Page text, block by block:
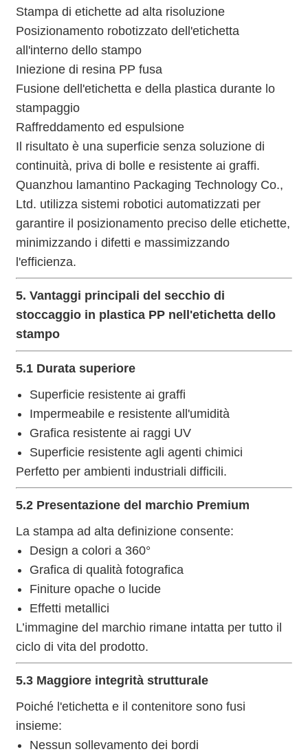
Stampa di etichette ad alta risoluzione
Posizionamento robotizzato dell'etichetta
all'interno dello stampo
Iniezione di resina PP fusa
Fusione dell'etichetta e della plastica durante lo
stampaggio
Raffreddamento ed espulsione
Il risultato è una superficie senza soluzione di
continuità, priva di bolle e resistente ai graffi.
Quanzhou lamantino Packaging Technology Co.,
Ltd. utilizza sistemi robotici automatizzati per
garantire il posizionamento preciso delle etichette,
minimizzando i difetti e massimizzando
l'efficienza.
5. Vantaggi principali del secchio di
stoccaggio in plastica PP nell'etichetta dello
stampo
5.1 Durata superiore
Superficie resistente ai graffi
Impermeabile e resistente all'umidità
Grafica resistente ai raggi UV
Superficie resistente agli agenti chimici
Perfetto per ambienti industriali difficili.
5.2 Presentazione del marchio Premium
La stampa ad alta definizione consente:
Design a colori a 360°
Grafica di qualità fotografica
Finiture opache o lucide
Effetti metallici
L’immagine del marchio rimane intatta per tutto il
ciclo di vita del prodotto.
5.3 Maggiore integrità strutturale
Poiché l'etichetta e il contenitore sono fusi
insieme:
Nessun sollevamento dei bordi